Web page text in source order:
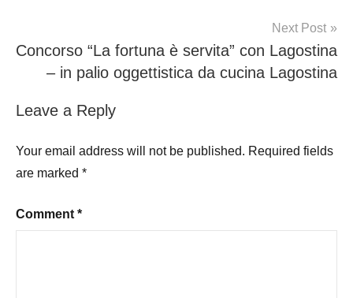
Next Post
Concorso “La fortuna è servita” con Lagostina
– in palio oggettistica da cucina Lagostina
Leave a Reply
Your email address will not be published. Required fields
are marked *
Comment *